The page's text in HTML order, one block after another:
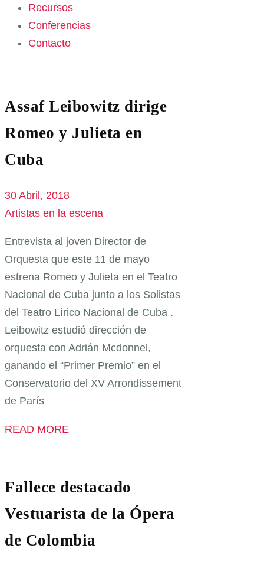
Recursos
Conferencias
Contacto
Assaf Leibowitz dirige
Romeo y Julieta en
Cuba
30 Abril, 2018
Artistas en la escena
Entrevista al joven Director de
Orquesta que este 11 de mayo
estrena Romeo y Julieta en el Teatro
Nacional de Cuba junto a los Solistas
del Teatro Lírico Nacional de Cuba .
Leibowitz estudió dirección de
orquesta con Adrián Mcdonnel,
ganando el “Primer Premio” en el
Conservatorio del XV Arrondissement
de París
READ MORE
Fallece destacado
Vestuarista de la Ópera
de Colombia